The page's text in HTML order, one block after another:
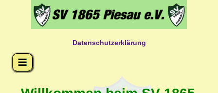
Datenschutzerklärung